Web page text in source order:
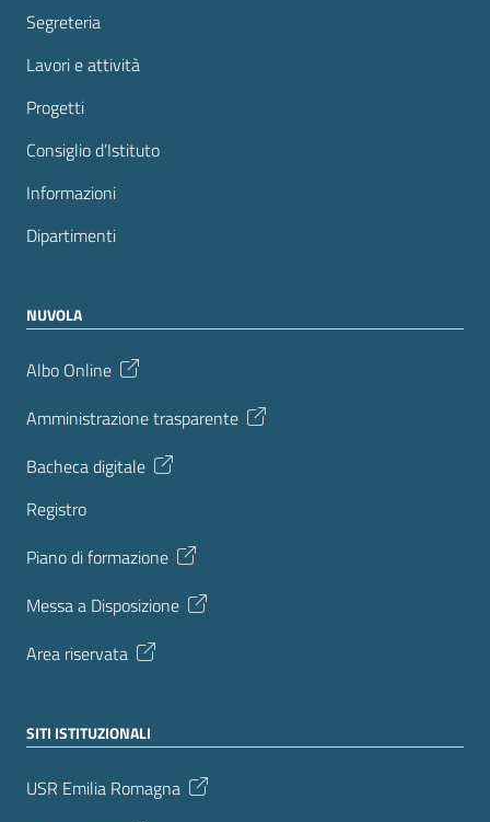
Segreteria
Lavori e attività
Progetti
Consiglio d’Istituto
Informazioni
Dipartimenti
NUVOLA
Albo Online
Amministrazione trasparente
Bacheca digitale
Registro
Piano di formazione
Messa a Disposizione
Area riservata
SITI ISTITUZIONALI
USR Emilia Romagna